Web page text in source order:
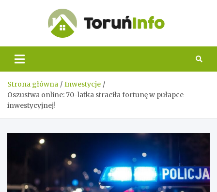
Info
Strona główna
Inwestycje
Oszustwa online: 70-latka straciła fortunę w pułapce
inwestycyjnej!